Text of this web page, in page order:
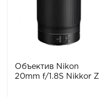
Объектив Nikon
20mm f/1.8S Nikkor Z